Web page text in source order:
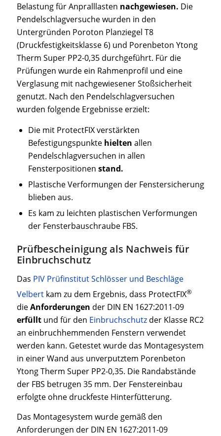
Belastung für Anpralllasten nachgewiesen. Die
Pendelschlagversuche wurden in den
Untergründen Poroton Planziegel T8
(Druckfestigkeitsklasse 6) und Porenbeton Ytong
Therm Super PP2-0,35 durchgeführt. Für die
Prüfungen wurde ein Rahmenprofil und eine
Verglasung mit nachgewiesener Stoßsicherheit
genutzt. Nach den Pendelschlagversuchen
wurden folgende Ergebnisse erzielt:
Die mit ProtectFIX verstärkten
Befestigungspunkte hielten allen
Pendelschlagversuchen in allen
Fensterpositionen stand.
Plastische Verformungen der Fenstersicherung
blieben aus.
Es kam zu leichten plastischen Verformungen
der Fensterbauschraube FBS.
Prüfbescheinigung als Nachweis für
Einbruchschutz
Das PIV Prüfinstitut Schlösser und Beschläge
Velbertkam zu dem Ergebnis, dass ProtectFIX®
dieAnforderungen der DIN EN 1627:2011-09
erfülltund für den Einbruchschutzder Klasse RC2
an einbruchhemmenden Fenstern verwendet
werden kann. Getestet wurde das Montagesystem
in einer Wand aus unverputztem Porenbeton
Ytong Therm Super PP2-0,35. Die Randabstände
der FBS betrugen 35 mm. Der Fenstereinbau
erfolgte ohne druckfeste Hinterfütterung.
Das Montagesystem wurde gemäß den
Anforderungen der DIN EN 1627:2011-09